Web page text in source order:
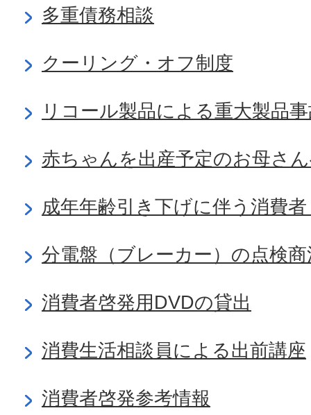
多重債務相談
クーリング・オフ制度
リコール製品による重大製品
赤ちゃんを出産予定のお母さ
成年年齢引き下げに伴う消費
分電盤（ブレーカー）の点検
消費者啓発用DVDの貸出
消費生活相談員による出前講座
消費者啓発参考情報